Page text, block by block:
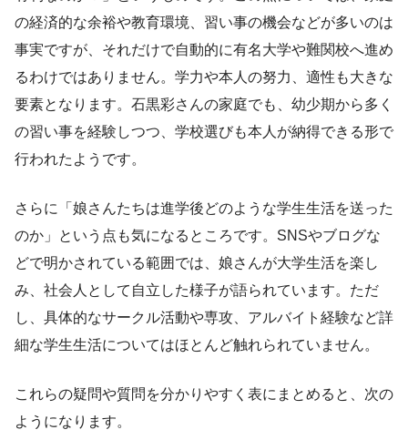
の経済的な余裕や教育環境、習い事の機会などが多いのは
事実ですが、それだけで自動的に有名大学や難関校へ進め
るわけではありません。学力や本人の努力、適性も大きな
要素となります。石黒彩さんの家庭でも、幼少期から多く
の習い事を経験しつつ、学校選びも本人が納得できる形で
行われたようです。
さらに「娘さんたちは進学後どのような学生生活を送った
のか」という点も気になるところです。SNSやブログな
どで明かされている範囲では、娘さんが大学生活を楽し
み、社会人として自立した様子が語られています。ただ
し、具体的なサークル活動や専攻、アルバイト経験など詳
細な学生生活についてはほとんど触れられていません。
これらの疑問や質問を分かりやすく表にまとめると、次の
ようになります。